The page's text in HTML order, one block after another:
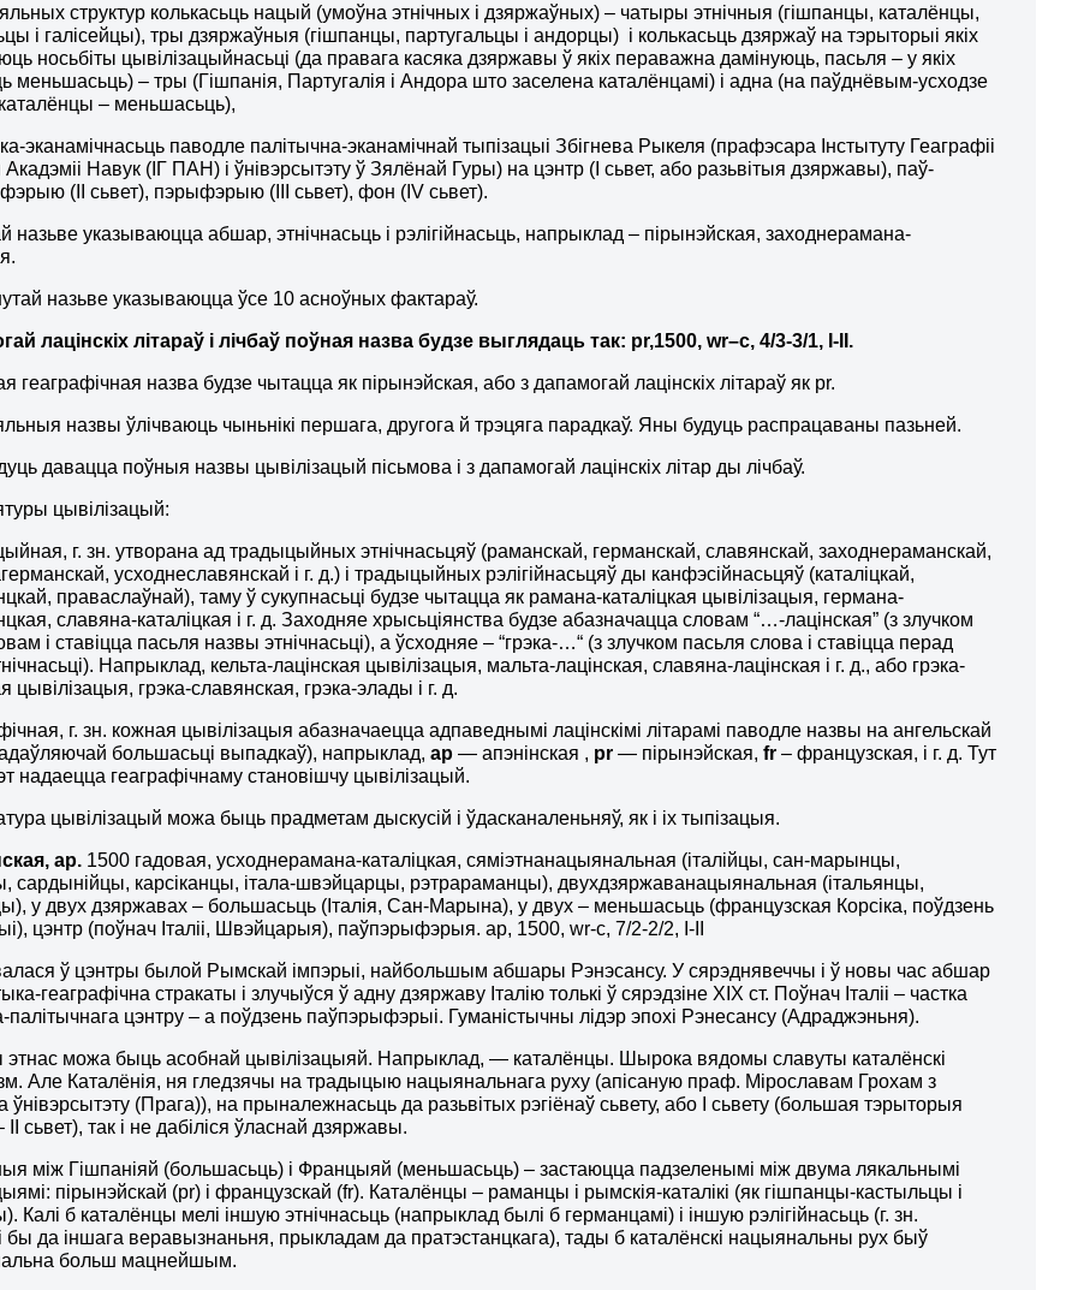
структур колькасьць нацый (умоўна этнічных і дзяржаўных) – чатыры этнічныя (гішпанцы, каталёнцы,
і галісейцы), тры дзяржаўныя (гішпанцы, партугальцы і андорцы) і колькасьць дзяржаў на тэрыторыі якіх
носьбіты цывілізацыйнасьці (да правага касяка дзяржавы ў якіх пераважна дамінуюць, пасьля – у якіх
меньшасьць) – тры (Гішпанія, Партугалія і Андора што заселена каталёнцамі) і адна (на паўднёвым-усходзе
– меньшасьць),
эканамічнасьць паводле палітычна-эканамічнай тыпізацыі Збігнева Рыкеля (прафэсара Інстытуту Геаграфіі
Навук (ІГ ПАН) і ўнівэрсытэту ў Зялёнай Гуры) на цэнтр (І сьвет, або разьвітыя дзяржавы), паў-
(ІІ сьвет), пэрыфэрыю (ІІІ сьвет), фон (IV сьвет).
назьве указываюцца абшар, этнічнасьць і рэлігійнасьць, напрыклад – пірынэйская, заходнерамана-
назьве указываюцца ўсе 10 асноўных фактараў.
лацінскіх літараў і лічбаў поўная назва будзе выглядаць так: pr,1500,wr–c, 4/3-3/1, І-ІІ.
геаграфічная назва будзе чытацца як пірынэйская, або з дапамогай лацінскіх літараў як pr.
назвы ўлічваюць чыньнікі першага, другога й трэцяга парадкаў. Яны будуць распрацаваны пазьней.
давацца поўныя назвы цывілізацый пісьмова і з дапамогай лацінскіх літар ды лічбаў.
цывілізацый:
г. зн. утворана ад традыцыйных этнічнасьцяў (раманскай, германскай, славянскай, заходнераманскай,
усходнеславянскай і г. д.) і традыцыйных рэлігійнасьцяў ды канфэсійнасьцяў (каталіцкай,
праваслаўнай), таму ў сукупнасьці будзе чытацца як рамана-каталіцкая цывілізацыя, германа-
славяна-каталіцкая і г. д. Заходняе хрысьціянства будзе абазначацца словам “…-лацінская” (з злучком
і ставіцца пасьля назвы этнічнасьці), а ўсходняе – “грэка-…“ (з злучком пасьля слова і ставіцца перад
Напрыклад, кельта-лацінская цывілізацыя, мальта-лацінская, славяна-лацінская і г. д., або грэка-
цывілізацыя, грэка-славянская, грэка-элады і г. д.
г. зн. кожная цывілізацыя абазначаецца адпаведнымі лацінскімі літарамі паводле назвы на ангельскай
большасьці выпадкаў), напрыклад,ap — апэнінская , pr — пірынэйская,fr – французская, і г. д. Тут
надаецца геаграфічнаму становішчу цывілізацый.
цывілізацый можа быць прадметам дыскусій і ўдасканаленьняў, як і іх тыпізацыя.
ap. 1500 гадовая, усходнерамана-каталіцкая, сяміэтнанацыянальная (італійцы, сан-марынцы,
сардынійцы, карсіканцы, італа-швэйцарцы, рэтрараманцы), двухдзяржаванацыянальная (італьянцы,
у двух дзяржавах – большасьць (Італія, Сан-Марына), у двух – меньшасьць (французская Корсіка, поўдзень
цэнтр (поўнач Італіі, Швэйцарыя), паўпэрыфэрыя. ap, 1500, wr-c, 7/2-2/2, І-ІІ
ў цэнтры былой Рымскай імпэрыі, найбольшым абшары Рэнэсансу. У сярэднявеччы і ў новы час абшар
геаграфічна стракаты і злучыўся ў адну дзяржаву Італію толькі ў сярэдзіне ХІХ ст. Поўнач Італіі – частка
палітычнага цэнтру – а поўдзень паўпэрыфэрыі. Гуманістычны лідэр эпохі Рэнесансу (Адраджэньня).
можа быць асобнай цывілізацыяй. Напрыклад, — каталёнцы. Шырока вядомы славуты каталёнскі
Але Каталёнія, ня гледзячы на традыцыю нацыянальнага руху (апісаную праф. Мірославам Грохам з
ўнівэрсытэту (Прага)), на прыналежнасьць да разьвітых рэгіёнаў сьвету, або І сьвету (большая тэрыторыя
ІІ сьвет), так і не дабіліся ўласнай дзяржавы.
між Гішпаніяй (большасьць) і Францыяй (меньшасьць) – застаюцца падзеленымі між двума лякальнымі
пірынэйскай (pr) і французскай (fr). Каталёнцы – раманцы і рымскія-каталікі (як гішпанцы-кастыльцы і
Калі б каталёнцы мелі іншую этнічнасьць (напрыклад былі б германцамі) і іншую рэлігійнасьць (г. зн.
бы да іншага веравызнаньня, прыкладам да пратэстанцкага), тады б каталёнскі нацыянальны рух быў
больш мацнейшым.